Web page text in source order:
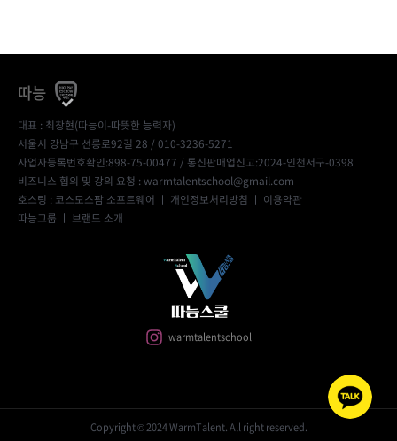
따능
대표 : 최창현(따능이-따뜻한 능력자)
서울시 강남구 선릉로92길 28 / 010-3236-5271
사업자등록번호확인:898-75-00477 / 통신판매업신고:2024-인천서구-0398
비즈니스 협의 및 강의 요청 : warmtalentschool@gmail.com
호스팅 : 코스모스팜 소프트웨어 ㅣ 개인정보처리방침 ㅣ 이용약관
따능그룹 ㅣ 브랜드 소개
warmtalentschool
Copyright © 2024 WarmTalent. All right reserved.